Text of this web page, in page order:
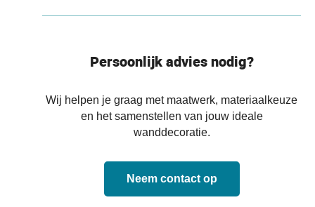
Persoonlijk advies nodig?
Wij helpen je graag met maatwerk, materiaalkeuze
en het samenstellen van jouw ideale
wanddecoratie.
Neem contact op